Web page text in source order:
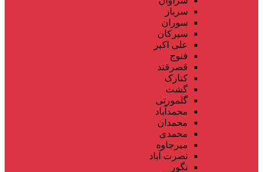
سرباز
سوران
سیرکان
علی اکبر
فنوج
قصرقند
کنارک
گشت
گلمورتی
محمدآباد
محمدان
محمدی
میرجاوه
نصرت آباد
نگور